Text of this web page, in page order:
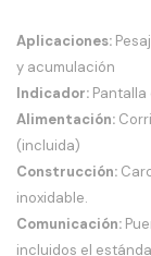
Aplicaciones:
y acumulación
Indicador:
Alimentación:
(incluida)
Construcción:
inoxidable.
Comunicación:
incluidos el